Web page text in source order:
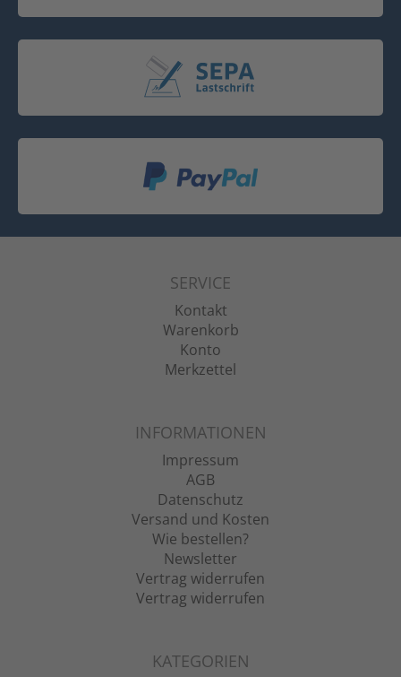
SERVICE
Kontakt
Warenkorb
Konto
Merkzettel
INFORMATIONEN
Impressum
AGB
Datenschutz
Versand und Kosten
Wie bestellen?
Newsletter
Vertrag widerrufen
Vertrag widerrufen
KATEGORIEN